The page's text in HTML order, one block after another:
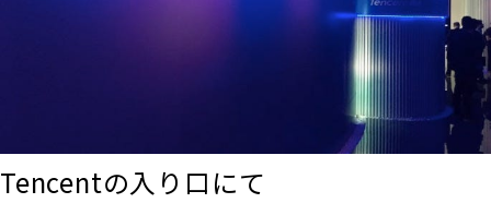
Tencentの入り口にて